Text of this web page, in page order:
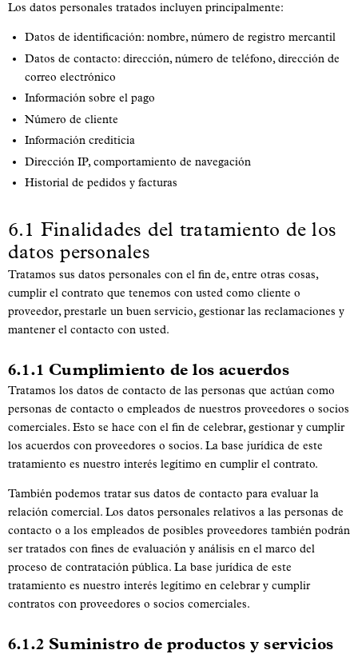
Los datos personales tratados incluyen principalmente:
Datos de identificación: nombre, número de registro mercantil
Datos de contacto: dirección, número de teléfono, dirección de
correo electrónico
Información sobre el pago
Número de cliente
Información crediticia
Dirección IP, comportamiento de navegación
Historial de pedidos y facturas
6.1 Finalidades del tratamiento de los
datos personales
Tratamos sus datos personales con el fin de, entre otras cosas,
cumplir el contrato que tenemos con usted como cliente o
proveedor, prestarle un buen servicio, gestionar las reclamaciones y
mantener el contacto con usted.
6.1.1 Cumplimiento de los acuerdos
Tratamos los datos de contacto de las personas que actúan como
personas de contacto o empleados de nuestros proveedores o socios
comerciales. Esto se hace con el fin de celebrar, gestionar y cumplir
los acuerdos con proveedores o socios. La base jurídica de este
tratamiento es nuestro interés legítimo en cumplir el contrato.
También podemos tratar sus datos de contacto para evaluar la
relación comercial. Los datos personales relativos a las personas de
contacto o a los empleados de posibles proveedores también podrán
ser tratados con fines de evaluación y análisis en el marco del
proceso de contratación pública. La base jurídica de este
tratamiento es nuestro interés legítimo en celebrar y cumplir
contratos con proveedores o socios comerciales.
6.1.2 Suministro de productos y servicios